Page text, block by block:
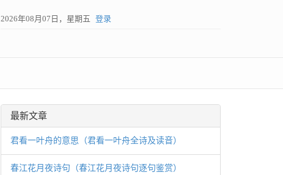
2026年08月07日，星期五 登录
最新文章
君看一叶舟的意思（君看一叶舟全诗及读音）
春江花月夜诗句（春江花月夜诗句逐句鉴赏）